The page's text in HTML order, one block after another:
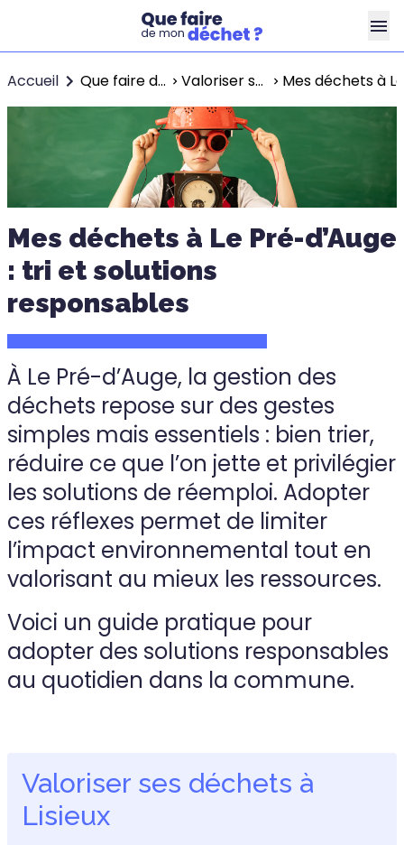
Accueil Que faire de mon déchet ? Valoriser ses déchets dans l’agglomération de Lisieux Normandie Mes déchets à
Mes déchets à Le Pré-d’Auge
: tri et solutions
responsables
À Le Pré-d’Auge, la gestion des
déchets repose sur des gestes
simples mais essentiels : bien trier,
réduire ce que l’on jette et privilégier
les solutions de réemploi. Adopter
ces réflexes permet de limiter
l’impact environnemental tout en
valorisant au mieux les ressources.
Voici un guide pratique pour
adopter des solutions responsables
au quotidien dans la commune.
Valoriser ses déchets à
Lisieux